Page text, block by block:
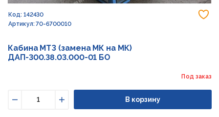
Код: 142430
Артикул: 70-6700010
Кабина МТЗ (замена МК на МК)
ДАП-300.38.03.000-01 БО
Под заказ
Увеличить
В корзину